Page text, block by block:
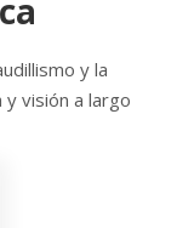
y la
visión a largo